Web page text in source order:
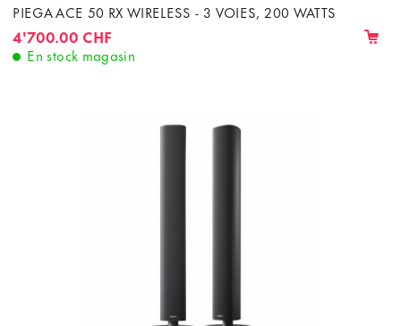
PIEGA ACE 50 RX WIRELESS - 3 VOIES, 200 WATTS
4'700.00 CHF
En stock magasin